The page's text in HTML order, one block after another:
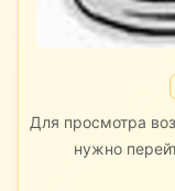
Для просмотра
нужно